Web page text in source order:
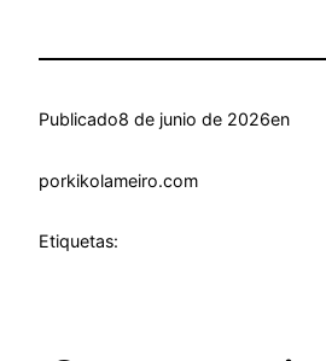
Publicado8 de junio de 2026en
porkikolameiro.com
Etiquetas: